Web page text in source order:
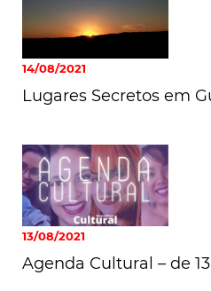
14/08/2021
Lugares Secretos em
13/08/2021
Agenda Cultural – de